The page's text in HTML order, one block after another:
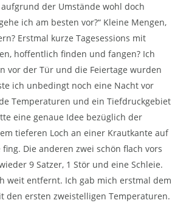
der Umstände wohl doch
ich am besten vor?“ Kleine Mengen,
Erstmal kurze Tagesessions mit
hoffentlich finden und fangen? Ich
vor der Tür und die Feiertage wurden
ich unbedingt noch eine Nacht vor
Temperaturen und ein Tiefdruckgebiet
eine genaue Idee bezüglich der
tieferen Loch an einer Krautkante auf
Die anderen zwei schön flach vors
9 Satzer, 1 Stör und eine Schleie.
weit entfernt. Ich gab mich erstmal dem
ersten zweistelligen Temperaturen.